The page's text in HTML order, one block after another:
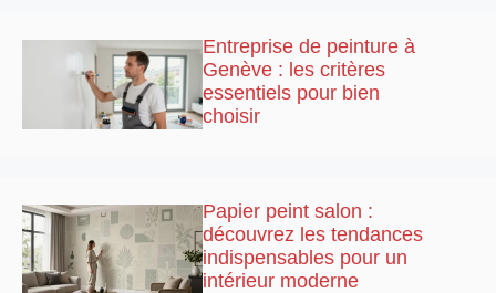
Entreprise de peinture à
Genève : les critères
essentiels pour bien
choisir
Papier peint salon :
découvrez les tendances
indispensables pour un
intérieur moderne